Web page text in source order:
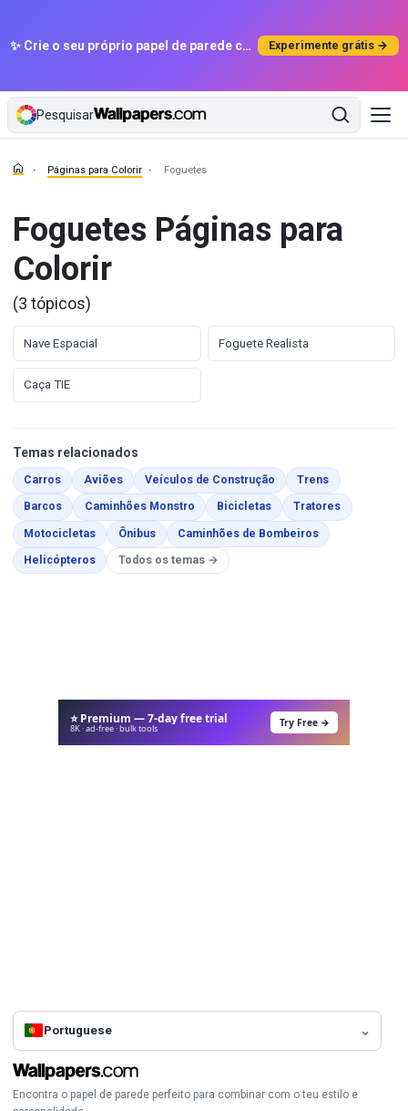
✨ Crie o seu próprio papel de parede com IA Experimente grátis →
Pesquisar
Páginas para Colorir Foguetes
Foguetes Páginas para
Colorir
(3 tópicos)
Nave Espacial Foguete Realista
Caça TIE
Temas relacionados
CarrosPáginas para Colorir
AviõesPáginas para Colorir
Veículos de ConstruçãoPáginas para Colorir
TrensPáginas para
BarcosPáginas para Colorir
Caminhões MonstroPáginas para Colorir
BicicletasPáginas para Colorir
TratoresPáginas
MotocicletasPáginas para Colorir
ÔnibusPáginas para Colorir
Caminhões de BombeirosPáginas para
HelicópterosPáginas para Colorir
Todos os temas →
⭐ Premium — 7-day free trial
8K · ad-free · bulk tools Try Free →
Portuguese
Encontra o papel de parede perfeito para combinar com o teu estilo e